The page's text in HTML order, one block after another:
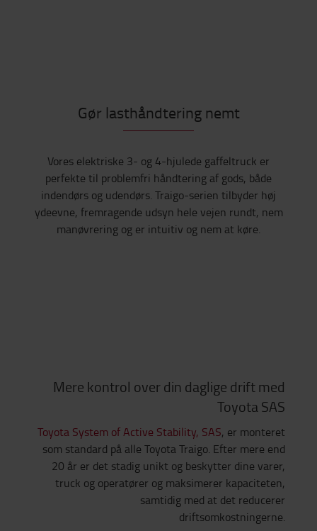
Gør lasthåndtering nemt
Vores elektriske 3- og 4-hjulede gaffeltruck er
perfekte til problemfri håndtering af gods, både
indendørs og udendørs. Traigo-serien tilbyder høj
ydeevne, fremragende udsyn hele vejen rundt, nem
manøvrering og er intuitiv og nem at køre.
Mere kontrol over din daglige drift med
Toyota SAS
Toyota System of Active Stability, SAS, er monteret
som standard på alle Toyota Traigo. Efter mere end
20 år er det stadig unikt og beskytter dine varer,
truck og operatører og maksimerer kapaciteten,
samtidig med at det reducerer
driftsomkostningerne.